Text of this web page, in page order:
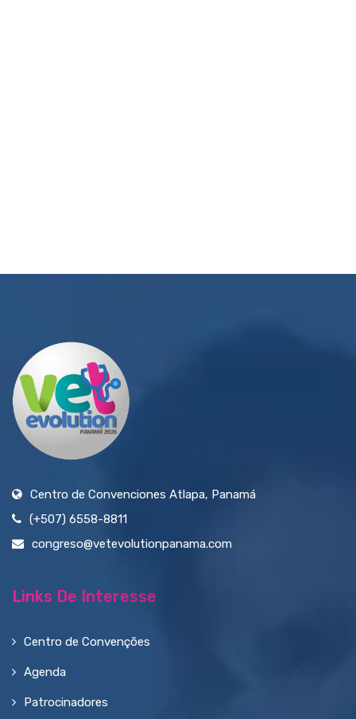
Centro de Convenciones Atlapa, Panamá
(+507) 6558-8811
congreso@vetevolutionpanama.com
Links De Interesse
Centro de Convenções
Agenda
Patrocinadores